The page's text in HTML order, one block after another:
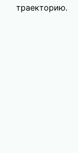
траекторию.